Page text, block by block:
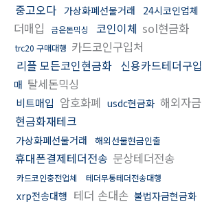
중고오다 가상화폐선물거래 24시코인업체
더매입
금은돈믹싱 코인이체 sol현금화
trc20 구매대행 카드코인구입처
리플 모든코인현금화 신용카드테더구입
매 탈세돈믹싱
비트매입 암호화폐 usdc현금화 해외자금
현금화재테크
가상화폐선물거래 해외선물현금인출
휴대폰결제테더전송 문상테더전송
카드코인충전업체 테더무통테더전송대행
xrp전송대행 테더 손대손 불법자금현금화